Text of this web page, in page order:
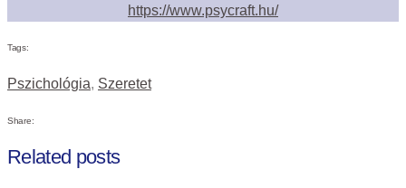
https://www.psycraft.hu/
Tags:
Pszichológia, Szeretet
Share:
Related posts